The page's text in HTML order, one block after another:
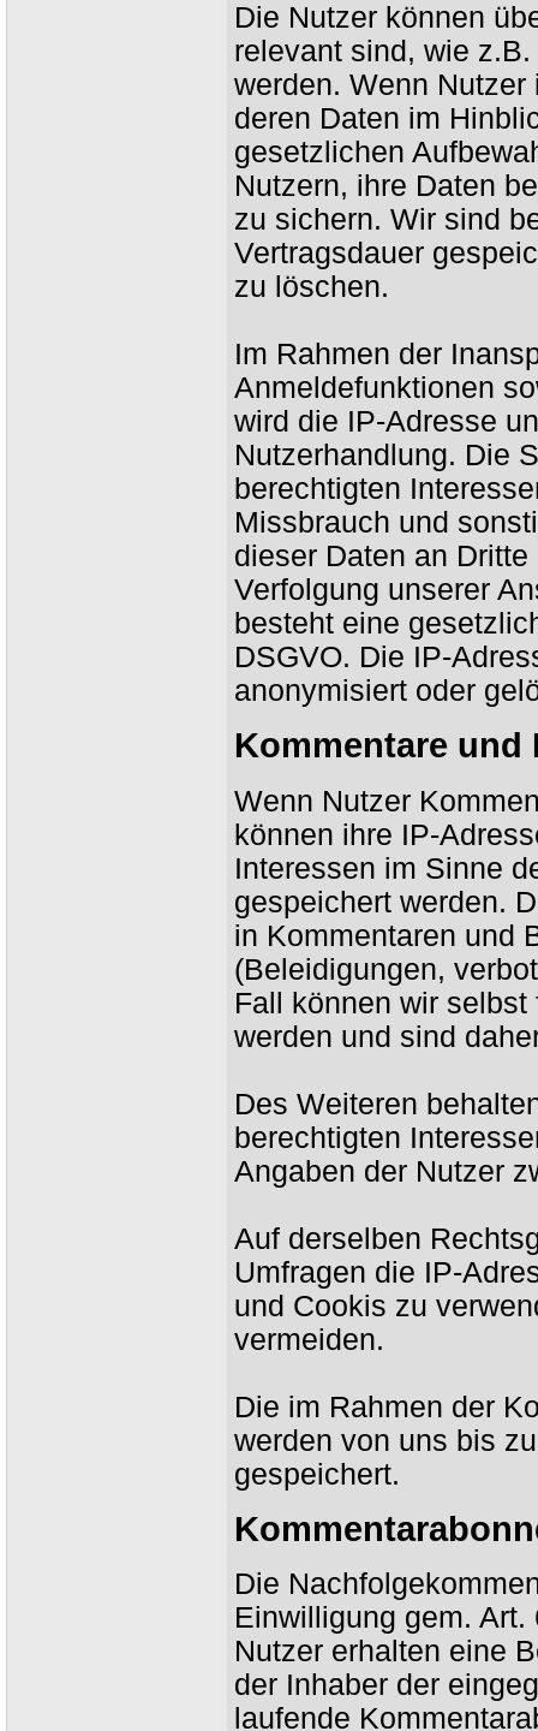
Die Nutzer können
relevant sind, wie
werden. Wenn
deren Daten im
gesetzlichen
Nutzern, ihre Daten
zu sichern. Wir sind
Vertragsdauer
zu löschen.
Im Rahmen der
Anmeldefunktionen
wird die IP-Adresse
Nutzerhandlung. Die
berechtigten
Missbrauch und
dieser Daten an
Verfolgung unserer
besteht eine
DSGVO. Die IP-
anonymisiert oder
Kommentare und
Wenn Nutzer
können ihre IP-
Interessen im Sinne
gespeichert werden.
in Kommentaren und
(Beleidigungen,
Fall können wir
werden und sind
Des Weiteren
berechtigten
Angaben der Nutzer
Auf derselben
Umfragen die IP-
und Cookis zu
vermeiden.
Die im Rahmen der
werden von uns bis
gespeichert.
Die
Einwilligung gem.
Nutzer erhalten eine
der Inhaber der
laufende